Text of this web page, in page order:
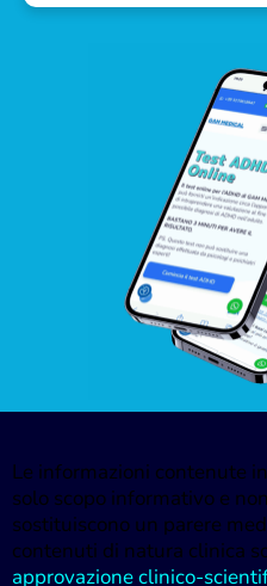
Le informazioni contenute
solo scopo informativo e
sostituiscono un parere
contenuti di natura clinica
approvazione clinico-